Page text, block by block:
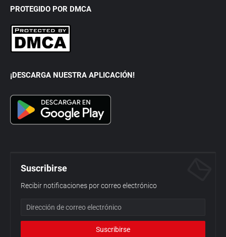
PROTEGIDO POR DMCA
¡DESCARGA NUESTRA APLICACIÓN!
Suscribirse
Recibir notificaciones por correo electrónico